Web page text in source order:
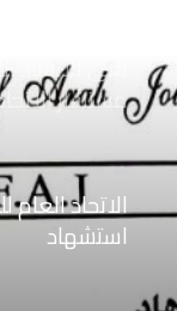
نعي
مستشار
الاتحاد
استشهاد
ثلاثة